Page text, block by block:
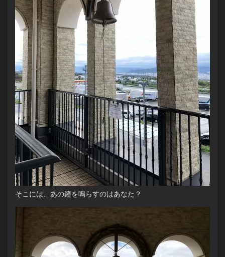
そこには、あの鐘を鳴らすのはあなた？